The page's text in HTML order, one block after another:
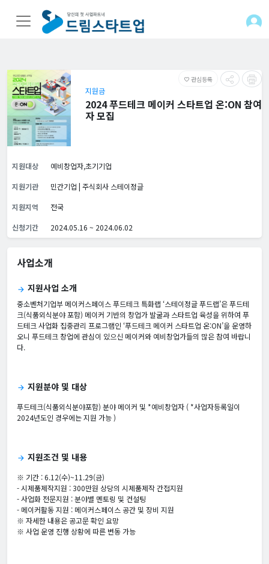
favorite_border 관심등록
지원금
2024 푸드테크 메이커 스타트업 온:ON 참여
자 모집
지원대상
예비창업자,초기기업
지원기관
민간기업 | 주식회사 스테이정글
지원지역
전국
신청기간
2024.05.16 ~ 2024.06.02
사업소개
arrow_forward 지원사업 소개
중소벤처기업부 메이커스페이스 푸드테크 특화랩 ‘스테이정글 푸드랩’은 푸드테
크(식품외식분야 포함) 메이커 기반의 창업가 발굴과 스타트업 육성을 위하여 푸
드테크 사업화 집중관리 프로그램인 ‘푸드테크 메이커 스타트업 온:ON’을 운영하
오니 푸드테크 창업에 관심이 있으신 메이커와 예비창업가들의 많은 참여 바랍니
다.
arrow_forward 지원분야 및 대상
푸드테크(식품외식분야포함) 분야 메이커 및 *예비창업자 ( *사업자등록일이
2024년도인 경우에는 지원 가능 )
arrow_forward 지원조건 및 내용
※ 기간 : 6.12(수)~11.29(금)
- 시제품제작지원 : 300만원 상당의 시제품제작 간접지원
- 사업화 전문지원 : 분야별 멘토링 및 컨설팅
- 메이커활동 지원 : 메이커스페이스 공간 및 장비 지원
※ 자세한 내용은 공고문 확인 요망
※ 사업 운영 진행 상황에 따른 변동 가능